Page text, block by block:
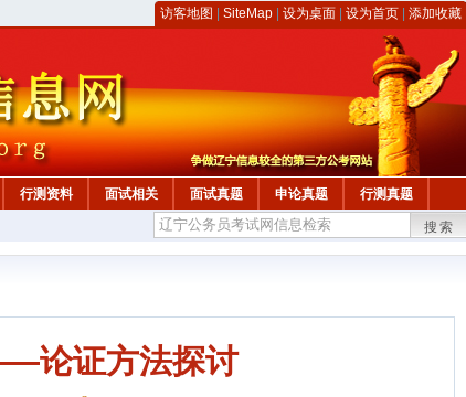
访客地图 SiteMap 设为桌面 设为首页 添加收藏
行测资料 面试相关 面试真题 申论真题 行测真题
搜索
论证方法探讨